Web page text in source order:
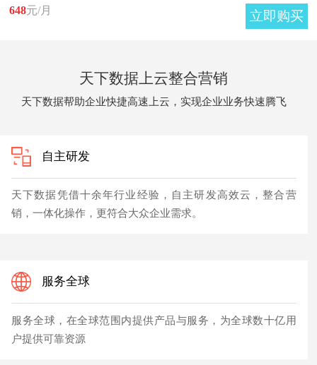
648元/月 立即购买
天下数据上云整合营销
天下数据帮助企业快捷高速上云，实现企业业务快速腾飞
自主研发
天下数据凭借十余年行业经验，自主研发高效云，整合营
销，一体化操作，更符合大众企业需求。
服务全球
服务全球，在全球范围内提供产品与服务，为全球数十亿用
户提供可靠资源